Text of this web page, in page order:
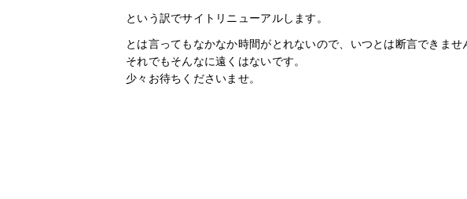
という訳でサイトリニューアルします。
とは言ってもなかなか時間がとれないので、いつとは断言できませ
それでもそんなに遠くはないです。
少々お待ちくださいませ。